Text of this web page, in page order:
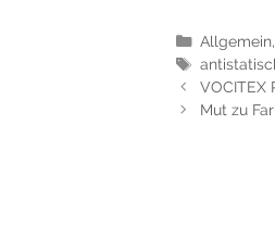
Allgemein,
VOCITEX
Mut zu